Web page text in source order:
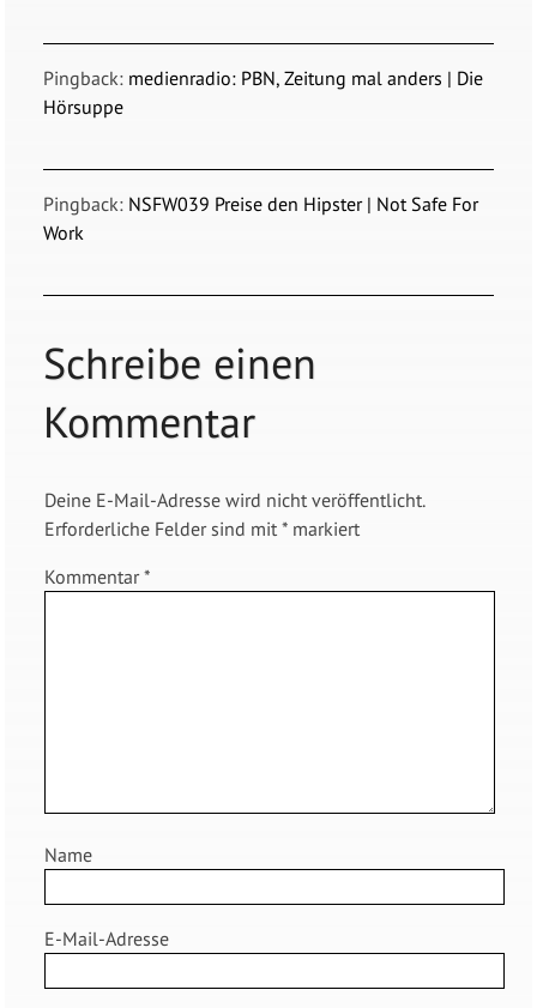
Pingback: medienradio: PBN, Zeitung mal anders | Die
Hörsuppe
Pingback: NSFW039 Preise den Hipster | Not Safe For
Work
Schreibe einen
Kommentar
Deine E-Mail-Adresse wird nicht veröffentlicht.
Erforderliche Felder sind mit *markiert
Kommentar*
Name
E-Mail-Adresse